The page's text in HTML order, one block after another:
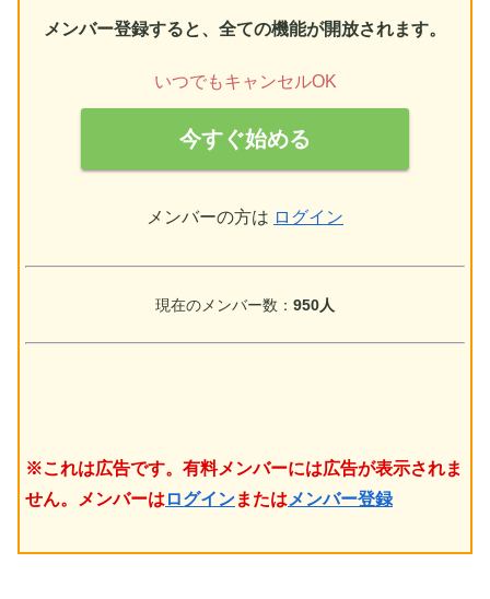
メンバー登録すると、全ての機能が開放されます。
いつでもキャンセルOK
今すぐ始める
メンバーの方は ログイン
現在のメンバー数： 950人
※これは広告です。有料メンバーには広告が表示されま
せん。メンバーは ログインまたは メンバー登録